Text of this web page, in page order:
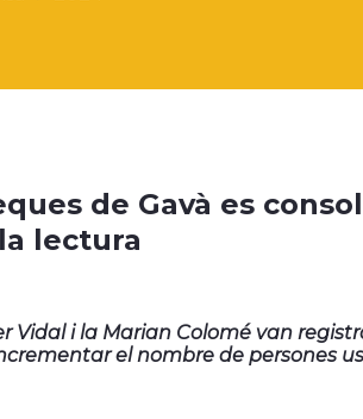
de Gavà es
lectura
Vidal i la Marian Colomé van
el nombre de persones